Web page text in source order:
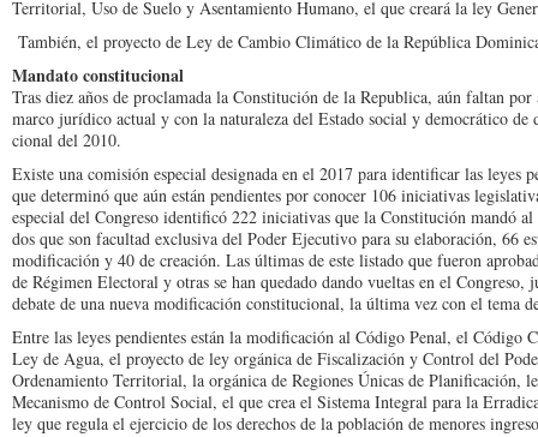
Territorial, Uso de Suelo y Asentamiento Humano, el que creará la ley
También, el proyecto de Ley de Cambio Climático de la República
Mandato constitucional
Tras diez años de proclamada la Constitución de la Republi­ca, aún faltan
marco jurídico actual y con la naturaleza del Estado social y democrático
cional del 2010.
Existe una comisión espe­cial designada en el 2017 para identificar las leyes
que determinó que aún están pendientes por cono­cer 106 iniciativas
especial del Congre­so identificó 222 iniciativas que la Constitución mandó al
dos que son facul­tad exclusiva del Poder Ejecu­tivo para su elaboración, 66
modificación y 40 de creación. Las últimas de este listado que fueron
de Régimen Electoral y otras se han quedado dando vueltas en el Congreso,
debate de una nueva modificación constitucional, la última vez con el tema
Entre las leyes pendientes están la modificación al Có­digo Penal, el
Ley de Agua, el proyec­to de ley orgánica de Fiscali­zación y Control del
Ordenamiento Territorial, la orgánica de Regiones Únicas de Planificación,
Mecanismo de Control So­cial, el que crea el Sistema In­tegral para la
ley que regula el ejercicio de los derechos de la pobla­ción de menores